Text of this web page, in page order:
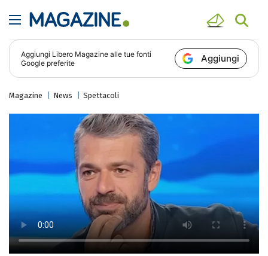
Aggiungi Libero Magazine alle tue fonti
Google preferite
Aggiungi
Magazine News Spettacoli